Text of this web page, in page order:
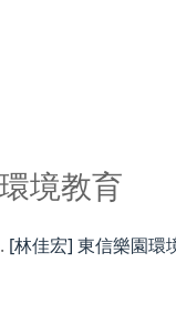
環境教育
[林佳宏] 東信樂園環